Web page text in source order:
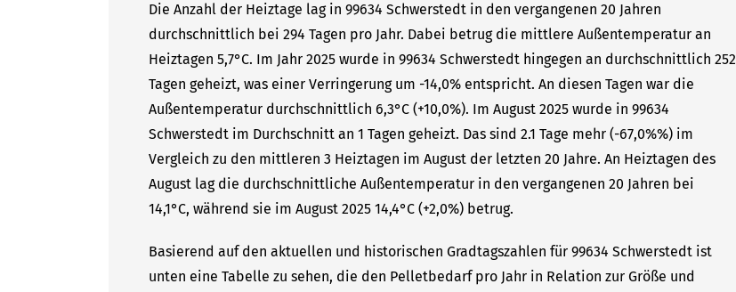
Die Anzahl der Heiztage lag in 99634 Schwerstedt in den vergangenen 20 Jahren
durchschnittlich bei 294 Tagen pro Jahr. Dabei betrug die mittlere Außentemperatur an
Heiztagen 5,7°C. Im Jahr 2025 wurde in 99634 Schwerstedt hingegen an durchschnittlich 252
Tagen geheizt, was einer Verringerung um -14,0% entspricht. An diesen Tagen war die
Außentemperatur durchschnittlich 6,3°C (+10,0%). Im August 2025 wurde in 99634
Schwerstedt im Durchschnitt an 1 Tagen geheizt. Das sind 2.1 Tage mehr (-67,0%%) im
Vergleich zu den mittleren 3 Heiztagen im August der letzten 20 Jahre. An Heiztagen des
August lag die durchschnittliche Außentemperatur in den vergangenen 20 Jahren bei
14,1°C, während sie im August 2025 14,4°C (+2,0%) betrug.
Basierend auf den aktuellen und historischen Gradtagszahlen für 99634 Schwerstedt ist
unten eine Tabelle zu sehen, die den Pelletbedarf pro Jahr in Relation zur Größe und